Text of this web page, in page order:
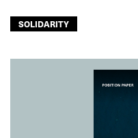
SOLIDARITY